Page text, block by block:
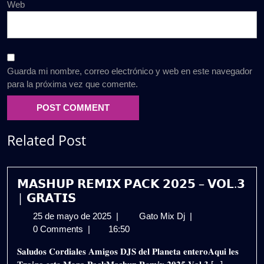
Web
Guarda mi nombre, correo electrónico y web en este navegador
para la próxima vez que comente.
Related Post
𝗠𝗔𝗦𝗛𝗨𝗣 𝗥𝗘𝗠𝗜𝗫 𝗣𝗔𝗖𝗞 𝟮𝟬𝟮𝟱 – 𝗩𝗢𝗟.𝟯
| 𝗚𝗥𝗔𝗧𝗜𝗦
25 de mayo de 2025 25
de
de
| Gato Mix Dj 𝗠𝗔𝗦𝗛𝗨𝗣
𝟮𝟬𝟮𝟱
|
0 Comments | 16:50
𝐒𝐚𝐥𝐮𝐝𝐨𝐬 𝐂𝐨𝐫𝐝𝐢𝐚𝐥𝐞𝐬 𝐀𝐦𝐢𝐠𝐨𝐬 𝐃𝐉𝐒 𝐝𝐞𝐥 𝐏𝐥𝐚𝐧𝐞𝐭𝐚 𝐞𝐧𝐭𝐞𝐫𝐨𝐀𝐪𝐮𝐢 𝐥𝐞𝐬